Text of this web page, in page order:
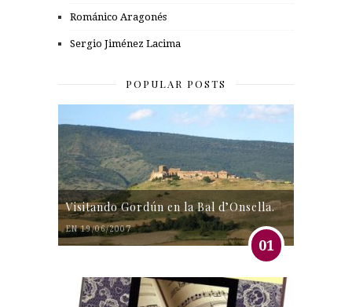
Románico Aragonés
Sergio Jiménez Lacima
POPULAR POSTS
Visitando Gordún en la Bal d’Onsella.
EN 19/06/2007
01